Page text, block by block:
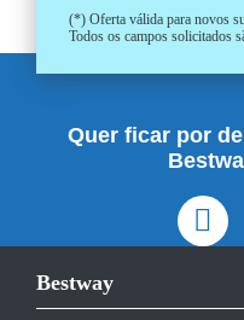
(*) Oferta válida para novos
Todos os campos solicitados
Quer ficar por
Bestway